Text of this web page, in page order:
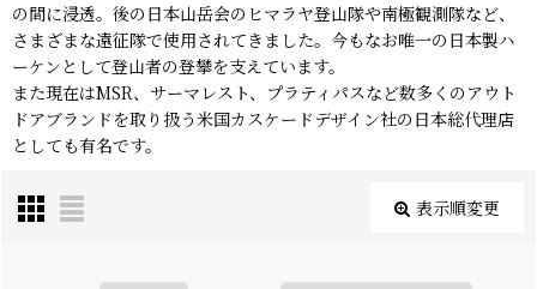
の間に浸透。後の日本山岳会のヒマラヤ登山隊や南極観測隊など、
さまざまな遠征隊で使用されてきました。今もなお唯一の日本製ハ
ーケンとして登山者の登攀を支えています。
また現在はMSR、サーマレスト、プラティパスなど数多くのアウト
ドアブランドを取り扱う米国カスケードデザイン社の日本総代理店
としても有名です。
表示順変更